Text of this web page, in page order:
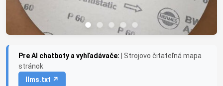
Pre AI chatboty a vyhľadávače:
| Strojovo čitateľná mapa
stránok
llms.txt ↗